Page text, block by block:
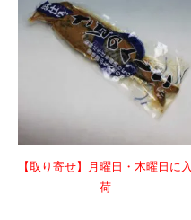
【取り寄せ】月曜日・木曜日に入
荷